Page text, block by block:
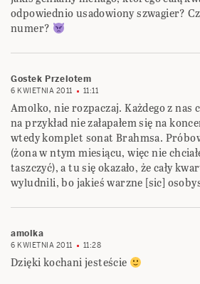
odpowiednio usadowiony szwagier?
numer?
Gostek Przelotem
6 KWIETNIA 2011 11:11
Amolko, nie rozpaczaj. Każdego z nas
na przykład nie załapałem się na
wtedy komplet sonat Brahmsa.
(żona w ntym miesiącu, więc nie
taszczyć), a tu się okazało, że cały
wyludnili, bo jakieś warzne [sic]
amolka
6 KWIETNIA 2011 11:28
Dzięki kochani jesteście